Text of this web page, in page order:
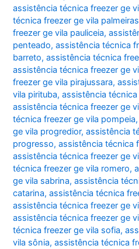
assistência técnica freezer ge
técnica freezer ge vila palmeiras
freezer ge vila pauliceia,
penteado,assistência técnica
barreto,assistência técnica
assistência técnica freezer ge
freezer ge vila pirajussara,
vila pirituba,assistência
assistência técnica freezer ge
técnica freezer ge vila pompeia
ge vila progredior,assistência
progresso,assistência técnica
assistência técnica freezer ge
técnica freezer ge vila romero,
ge vila sabrina,assistência
catarina,assistência técnica
assistência técnica freezer ge
assistência técnica freezer ge
técnica freezer ge vila sofia,
vila sônia,assistência técnica